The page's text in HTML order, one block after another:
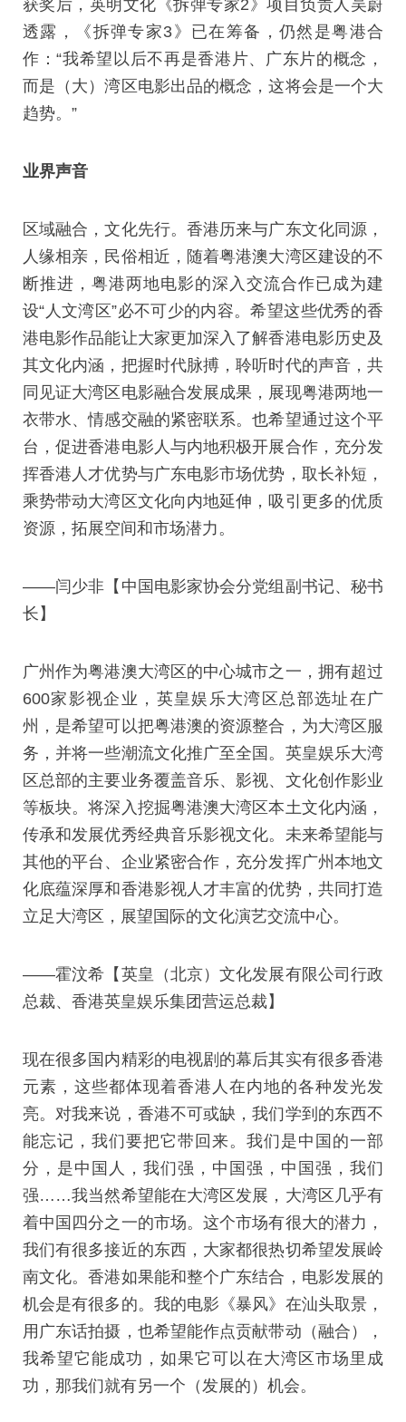
获奖后，英明文化《拆弹专家2》项目负责人吴蔚
透露，《拆弹专家3》已在筹备，仍然是粤港合
作：“我希望以后不再是香港片、广东片的概念，
而是（大）湾区电影出品的概念，这将会是一个大
趋势。”
业界声音
区域融合，文化先行。香港历来与广东文化同源，
人缘相亲，民俗相近，随着粤港澳大湾区建设的不
断推进，粤港两地电影的深入交流合作已成为建
设“人文湾区”必不可少的内容。希望这些优秀的香
港电影作品能让大家更加深入了解香港电影历史及
其文化内涵，把握时代脉搏，聆听时代的声音，共
同见证大湾区电影融合发展成果，展现粤港两地一
衣带水、情感交融的紧密联系。也希望通过这个平
台，促进香港电影人与内地积极开展合作，充分发
挥香港人才优势与广东电影市场优势，取长补短，
乘势带动大湾区文化向内地延伸，吸引更多的优质
资源，拓展空间和市场潜力。
——闫少非【中国电影家协会分党组副书记、秘书
长】
广州作为粤港澳大湾区的中心城市之一，拥有超过
600家影视企业，英皇娱乐大湾区总部选址在广
州，是希望可以把粤港澳的资源整合，为大湾区服
务，并将一些潮流文化推广至全国。英皇娱乐大湾
区总部的主要业务覆盖音乐、影视、文化创作影业
等板块。将深入挖掘粤港澳大湾区本土文化内涵，
传承和发展优秀经典音乐影视文化。未来希望能与
其他的平台、企业紧密合作，充分发挥广州本地文
化底蕴深厚和香港影视人才丰富的优势，共同打造
立足大湾区，展望国际的文化演艺交流中心。
——霍汶希【英皇（北京）文化发展有限公司行政
总裁、香港英皇娱乐集团营运总裁】
现在很多国内精彩的电视剧的幕后其实有很多香港
元素，这些都体现着香港人在内地的各种发光发
亮。对我来说，香港不可或缺，我们学到的东西不
能忘记，我们要把它带回来。我们是中国的一部
分，是中国人，我们强，中国强，中国强，我们
强……我当然希望能在大湾区发展，大湾区几乎有
着中国四分之一的市场。这个市场有很大的潜力，
我们有很多接近的东西，大家都很热切希望发展岭
南文化。香港如果能和整个广东结合，电影发展的
机会是有很多的。我的电影《暴风》在汕头取景，
用广东话拍摄，也希望能作点贡献带动（融合），
我希望它能成功，如果它可以在大湾区市场里成
功，那我们就有另一个（发展的）机会。